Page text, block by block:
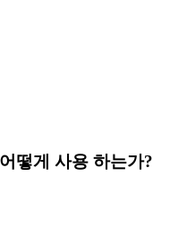
떻게 사용 하는가?